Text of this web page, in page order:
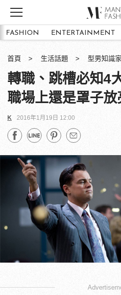
FASHION ENTERTAINMENT
首頁 生活話題 型男知識家
轉職、跳槽必知4
職場上還是罩子放
K 2016年1月19日 12:00